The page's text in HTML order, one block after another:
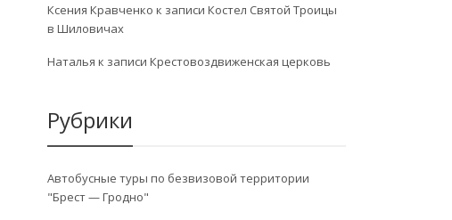
Ксения Кравченко к записи Костел Святой Троицы
в Шиловичах
Наталья к записи Крестовоздвиженская церковь
Рубрики
Автобусные туры по безвизовой территории
"Брест — Гродно"